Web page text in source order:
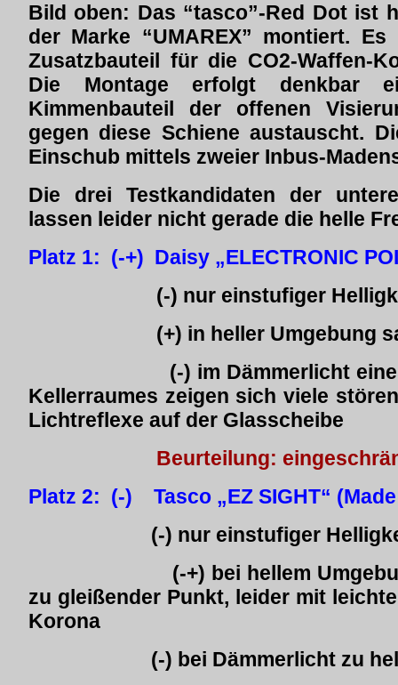
Bild oben: Das “tasco”-Red Dot ist
der Marke “UMAREX” montiert.
Zusatzbauteil für die CO2-Waffen-
Die Montage erfolgt denkbar
Kimmenbauteil der offenen
gegen diese Schiene austauscht.
Einschub mittels zweier Inbus-
Die drei Testkandidaten der
lassen leider nicht gerade die helle
Platz 1: (-+) Daisy „ELECTRONIC
(-) nur einstufiger
(+) in heller Umgebung
(-) im Dämmerlicht eines
Kellerraumes zeigen
Lichtreflexe auf der Glasscheibe
Beurteilung:
Platz 2: (-) Tasco „EZ SIGHT“
(-) nur einstufiger
(-+) bei hellem
zu gleißender Punkt,
Korona
(-) bei Dämmerlicht zu heller,